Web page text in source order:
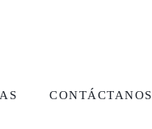
CONTÁCTANOS